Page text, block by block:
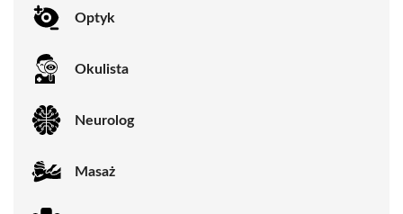
Optyk
Okulista
Neurolog
Masaż